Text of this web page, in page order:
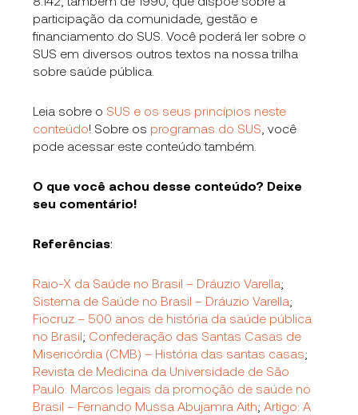
participação da comunidade, gestão e
financiamento do SUS. Você poderá ler sobre o
SUS em diversos outros textos na nossa trilha
sobre saúde pública.
Leia sobre o SUS e os seus princípios neste
conteúdo! Sobre os programas do SUS , você
pode acessar este conteúdo também.
O que você achou desse conteúdo? Deixe
seu comentário!
Referências:
Raio-X da Saúde no Brasil – Dráuzio Varella;
Sistema de Saúde no Brasil – Dráuzio Varella;
Fiocruz – 500 anos de história da saúde pública
no Brasil; Confederação das Santas Casas de
Misericórdia (CMB) – História das santas casas;
Revista de Medicina da Universidade de São
Paulo: Marcos legais da promoção de saúde no
Brasil – Fernando Mussa Abujamra Aith;Artigo: A